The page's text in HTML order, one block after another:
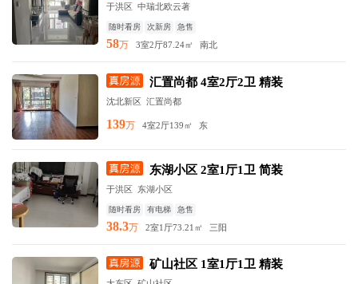
于洪区 中瑞北欧云著
随时看房 次新房 急售
58万 3室2厅87.24㎡ 南北
汇置尚都 4室2厅2卫 精装
沈北新区 汇置尚都
139万 4室2厅139㎡ 东
东湖小区 2室1厅1卫 简装
于洪区 东湖小区
随时看房 有电梯 急售
38.3万 2室1厅73.21㎡ 三阳
矿山社区 1室1厅1卫 精装